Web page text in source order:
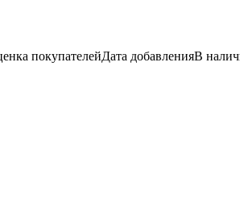
покупателейДата добавленияВ